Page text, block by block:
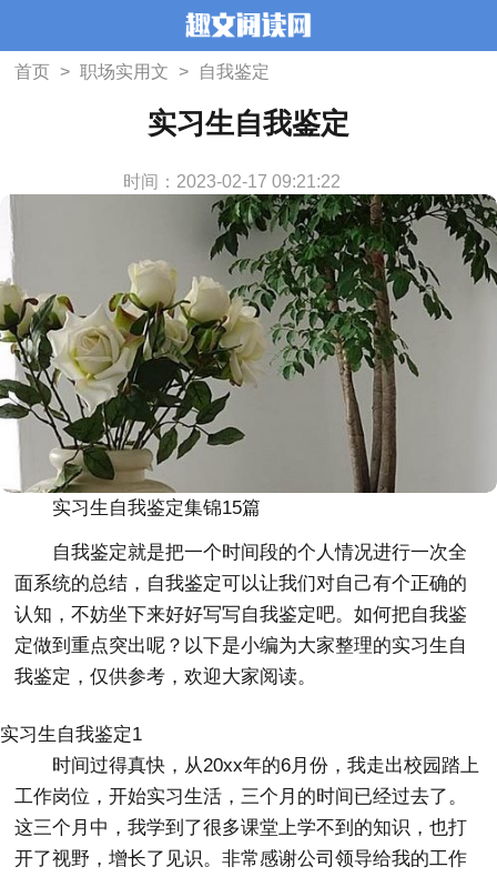
首页 > 职场实用文 > 自我鉴定
实习生自我鉴定
时间：2023-02-17 09:21:22
实习生自我鉴定集锦15篇
自我鉴定就是把一个时间段的个人情况进行一次全
面系统的总结，自我鉴定可以让我们对自己有个正确的
认知，不妨坐下来好好写写自我鉴定吧。如何把自我鉴
定做到重点突出呢？以下是小编为大家整理的实习生自
我鉴定，仅供参考，欢迎大家阅读。
实习生自我鉴定1
时间过得真快，从20xx年的6月份，我走出校园踏上
工作岗位，开始实习生活，三个月的时间已经过去了。
这三个月中，我学到了很多课堂上学不到的知识，也打
开了视野，增长了见识。非常感谢公司领导给我的工作